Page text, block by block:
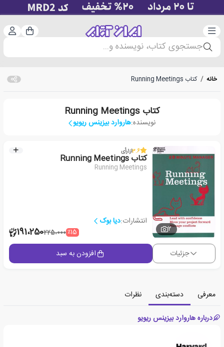
دسته‌بندی سبد
جستجوی کتاب، نویسنده و...
خانه / کتاب Running Meetings
کتاب Running Meetings
نویسنده:هاروارد بیزینس ریویو
2
3.6از1رأی
کتاب Running Meetings
Running Meetings
انتشارات:دیا بوک
٪15225،000191،250
جزئیات افزودن به سبد
معرفی دسته‌بندی
نظرات
درباره هاروارد بیزینس ریویو